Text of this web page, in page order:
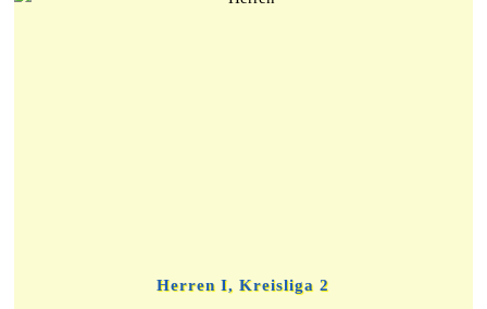
Herren I, Kreisliga 2